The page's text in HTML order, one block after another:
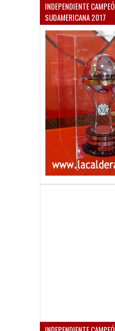
INDEPENDIENTE
SUDAMERICANA 2017